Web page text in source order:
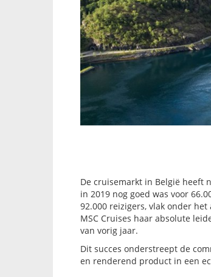
De cruisemarkt in België heeft
in 2019 nog goed was voor
92.000 reizigers, vlak onder
MSC Cruises haar absolute
van vorig jaar.
Dit succes onderstreept de
en renderend product in een